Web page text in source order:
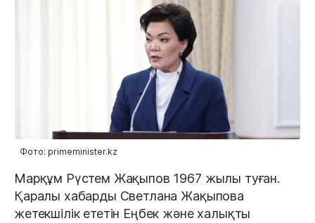
Фото: primeminister.kz
Марқұм Рүстем Жақыпов 1967 жылы туған.
Қаралы хабарды Светлана Жақыпова
жетекшілік ететін Еңбек және халықты